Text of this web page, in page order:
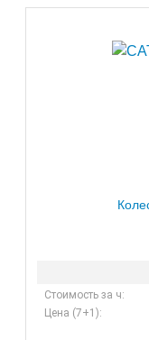
Стоимость за ч:
Цена (7+1):